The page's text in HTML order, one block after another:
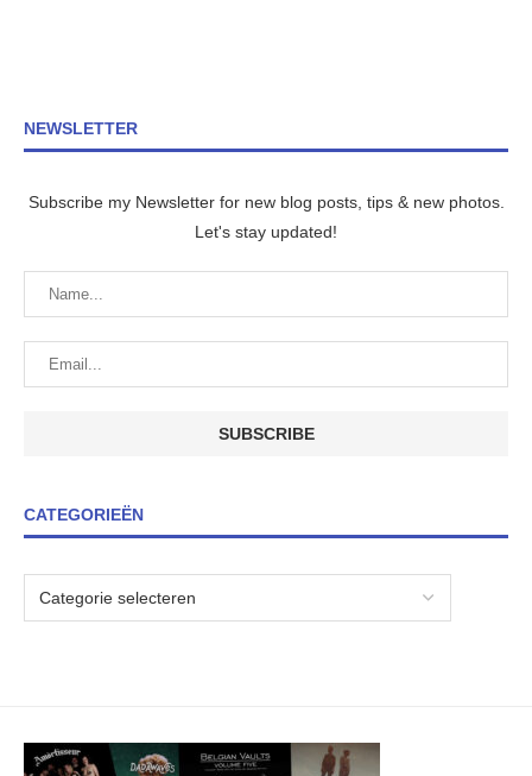
NEWSLETTER
Subscribe my Newsletter for new blog posts, tips & new photos.
Let's stay updated!
CATEGORIEËN